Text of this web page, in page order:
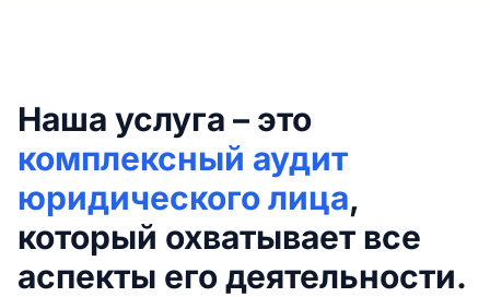
Наша услуга – это
комплексный аудит
юридического лица,
который охватывает все
аспекты его деятельности.